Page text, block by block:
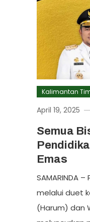
Kalimantan
April 19, 2025
Semua
Emas
SAMARINDA
melalui duet
(Harum) dan